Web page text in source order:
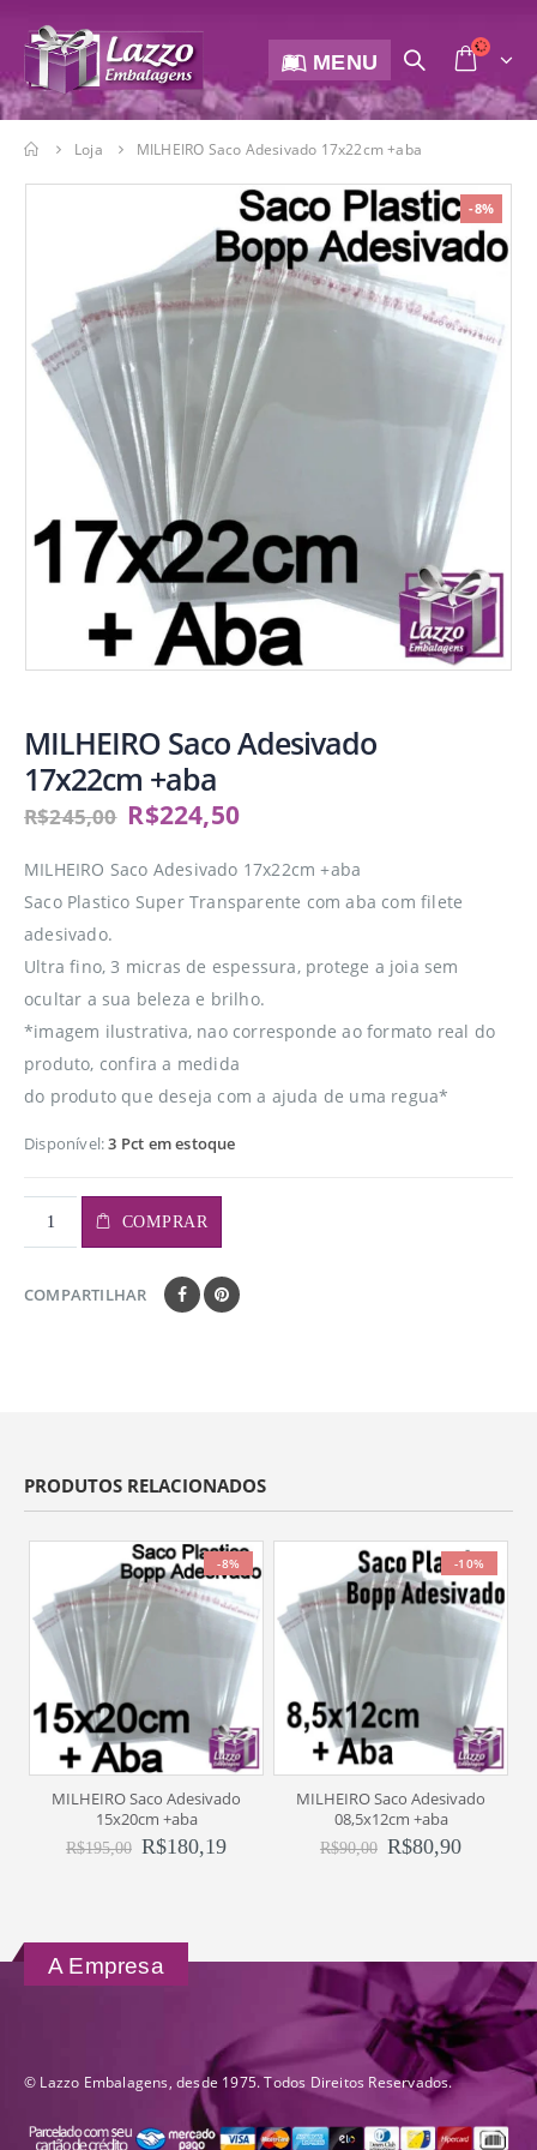
MENU
Loja MILHEIRO Saco Adesivado 17x22cm +aba
-8%
MILHEIRO Saco Adesivado
17x22cm +aba
R$245,00 R$224,50
MILHEIRO Saco Adesivado 17x22cm +aba
Saco Plastico Super Transparente com aba com filete
adesivado.
Ultra fino, 3 micras de espessura, protege a joia sem
ocultar a sua beleza e brilho.
*imagem ilustrativa, nao corresponde ao formato real do
produto, confira a medida
do produto que deseja com a ajuda de uma regua*
Disponível:3 Pct em estoque
COMPRAR
COMPARTILHAR
PRODUTOS RELACIONADOS
-8%
MILHEIRO Saco Adesivado
15x20cm +aba
R$195,00 R$180,19
-10%
MILHEIRO Saco Adesivado
08,5x12cm +aba
R$90,00 R$80,90
A Empresa
© Lazzo Embalagens, desde 1975. Todos Direitos Reservados.